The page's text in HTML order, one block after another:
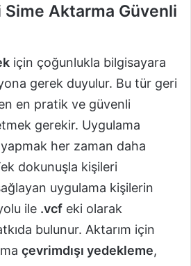
Aktarma Güvenli
için çoğunlukla bilgisayara
gerek duyulur. Bu tür geri
en pratik ve güvenli
gerekir. Uygulama
her zaman daha
dokunuşla kişileri
uygulama kişilerin
ile .vcf eki olarak
bulunur. Aktarım için
çevrimdışı yedekleme,